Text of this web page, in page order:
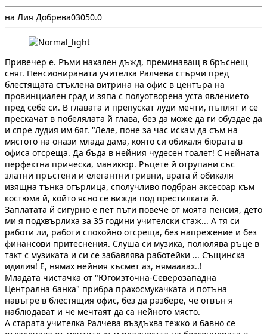
на Лия Добрева03050.0
Привечер е. Ръми нахален дъжд, преминаващ в бръснещ
сняг. Пенсионираната учителка Ралчева стърчи пред
блестящата стъклена витрина на офис в центъра на
провинциален град и зяпа с полуотворена уста явлението
пред себе си. В главата и препускат луди мечти, пъплят и се
прескачат в побелялата й глава, без да може да ги обуздае да
и спре лудия им бяг. "Леле, поне за час искам да съм на
мястото на онази млада дама, която си обикаля бюрата в
офиса отсреща. Да бъда в нейния чудесен тоалет! С нейната
перфектна прическа, маникюр. Ръцете й отрупани със
златни пръстени и елегантни гривни, врата й обикаля
изящна тънка огърлица, сполучливо подбран аксесоар към
костюма й, който ясно се вижда под престилката й.
Заплатата й сигурно е пет пъти повече от моята пенсия, дето
ми я подхвърлиха за 35 години учителски стаж... А тя си
работи ли, работи спокойно отсреща, без напрежение и без
финансови притеснения. Слуша си музика, полюлява ръце в
такт с музиката и си се забавлява работейки ... Същинска
идилия! Е, нямах нейния късмет аз, нямаааах..!
Младата чистачка от "Югоизточна-Северозападна
Централна банка" прибра прахосмукачката и потъна
навътре в блестящия офис, без да разбере, че отвън я
наблюдават и че мечтаят да са нейното място.
А старата учителка Ралчева въздъхва тежко и бавно се